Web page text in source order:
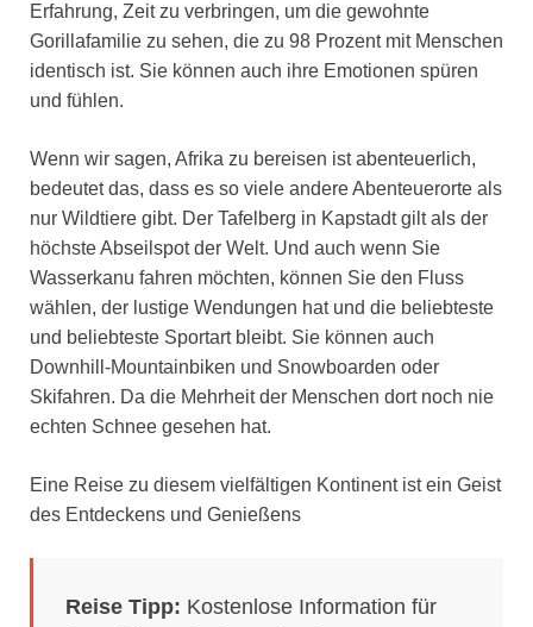
Erfahrung, Zeit zu verbringen, um die gewohnte
Gorillafamilie zu sehen, die zu 98 Prozent mit Menschen
identisch ist. Sie können auch ihre Emotionen spüren
und fühlen.
Wenn wir sagen, Afrika zu bereisen ist abenteuerlich,
bedeutet das, dass es so viele andere Abenteuerorte als
nur Wildtiere gibt. Der Tafelberg in Kapstadt gilt als der
höchste Abseilspot der Welt. Und auch wenn Sie
Wasserkanu fahren möchten, können Sie den Fluss
wählen, der lustige Wendungen hat und die beliebteste
und beliebteste Sportart bleibt. Sie können auch
Downhill-Mountainbiken und Snowboarden oder
Skifahren. Da die Mehrheit der Menschen dort noch nie
echten Schnee gesehen hat.
Eine Reise zu diesem vielfältigen Kontinent ist ein Geist
des Entdeckens und Genießens
Reise Tipp: Kostenlose Information für